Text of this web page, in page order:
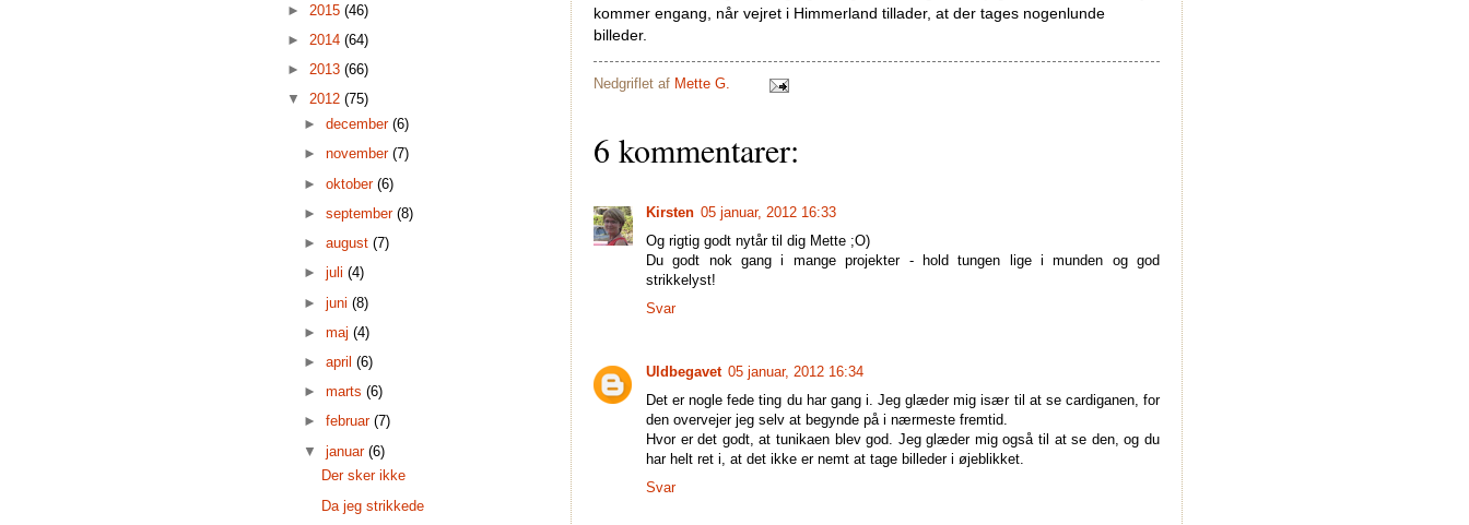
kommer engang, når vejret i Himmerland tillader, at der tages nogenlunde
billeder.
Nedgriflet af Mette G.
6 kommentarer:
Kirsten 05 januar, 2012 16:33
Og rigtig godt nytår til dig Mette ;O)
Du godt nok gang i mange projekter - hold tungen lige i munden og god
strikkelyst!
Svar
Uldbegavet 05 januar, 2012 16:34
Det er nogle fede ting du har gang i. Jeg glæder mig især til at se cardiganen, for
den overvejer jeg selv at begynde på i nærmeste fremtid.
Hvor er det godt, at tunikaen blev god. Jeg glæder mig også til at se den, og du
har helt ret i, at det ikke er nemt at tage billeder i øjeblikket.
Svar
► 2015 (46)
► 2014 (64)
► 2013 (66)
▼ 2012 (75)
►december(6)
►november(7)
►oktober(6)
►september(8)
►august(7)
►juli(4)
►juni(8)
►maj(4)
►april(6)
►marts(6)
►februar(7)
▼januar(6)
Der sker ikke
Da jeg strikkede